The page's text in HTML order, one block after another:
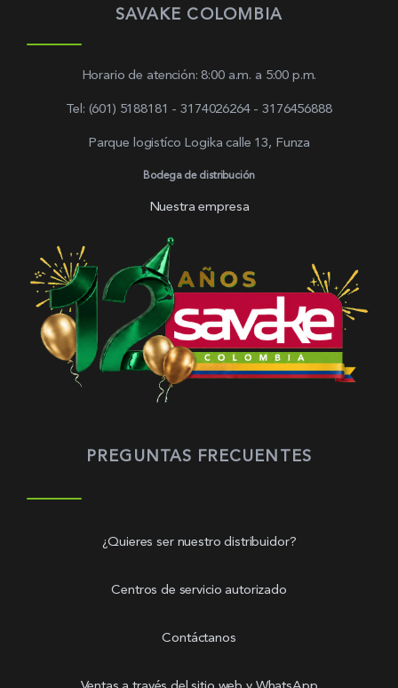
SAVAKE COLOMBIA
Horario de atención: 8:00 a.m. a 5:00 p.m.
Tel: (601) 5188181 - 3174026264 - 3176456888
Parque logistíco Logika calle 13, Funza
Bodega de distribución
Nuestra empresa
PREGUNTAS FRECUENTES
¿Quieres ser nuestro distribuidor?
Centros de servicio autorizado
Contáctanos